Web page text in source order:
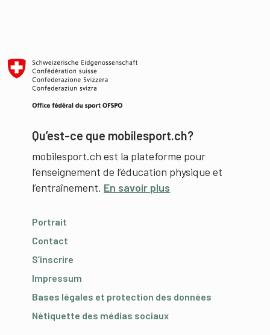
Qu’est-ce que mobilesport.ch?
mobilesport.ch est la plateforme pour
l’enseignement de l’éducation physique et
l’entraînement. En savoir plus
Portrait
Contact
S’inscrire
Impressum
Bases légales et protection des données
Nétiquette des médias sociaux